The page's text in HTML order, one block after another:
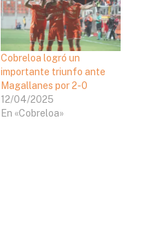
Cobreloa logró un
importante triunfo ante
Magallanes por 2-0
12/04/2025
En «Cobreloa»